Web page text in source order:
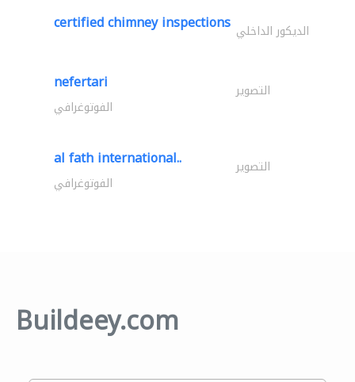
certified chimney inspections الديكور الداخلي
nefertari التصوير
الفوتوغرافي
al fath international.. التصوير
الفوتوغرافي
Buildeey.com